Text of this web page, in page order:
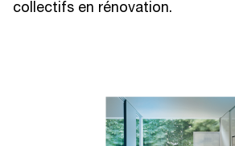
collectifs en rénovation.